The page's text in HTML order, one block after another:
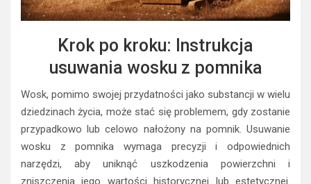
Krok po kroku: Instrukcja
usuwania wosku z pomnika
Wosk, pomimo swojej przydatności jako substancji w wielu
dziedzinach życia, może stać się problemem, gdy zostanie
przypadkowo lub celowo nałożony na pomnik. Usuwanie
wosku z pomnika wymaga precyzji i odpowiednich
narzędzi, aby uniknąć uszkodzenia powierzchni i
zniszczenia jego wartości historycznej lub estetycznej.